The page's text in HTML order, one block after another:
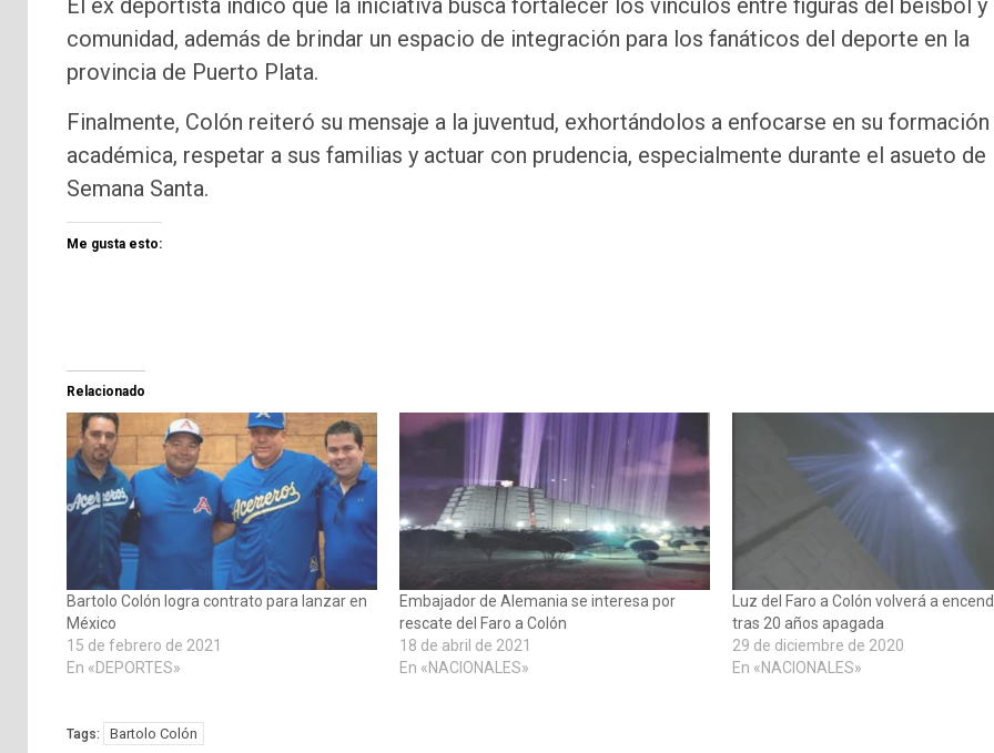
El ex deportista indicó que la iniciativa busca fortalecer los vínculos entre figuras del béisbol y
comunidad, además de brindar un espacio de integración para los fanáticos del deporte en la
provincia de Puerto Plata.
Finalmente, Colón reiteró su mensaje a la juventud, exhortándolos a enfocarse en su formación
académica, respetar a sus familias y actuar con prudencia, especialmente durante el asueto de
Semana Santa.
Me gusta esto:
Relacionado
Bartolo Colón logra contrato para lanzar en
México
15 de febrero de 2021
En «DEPORTES»
Embajador de Alemania se interesa por
rescate del Faro a Colón
18 de abril de 2021
En «NACIONALES»
Luz del Faro a Colón volverá a
tras 20 años apagada
29 de diciembre de 2020
En «NACIONALES»
Tags: Bartolo Colón